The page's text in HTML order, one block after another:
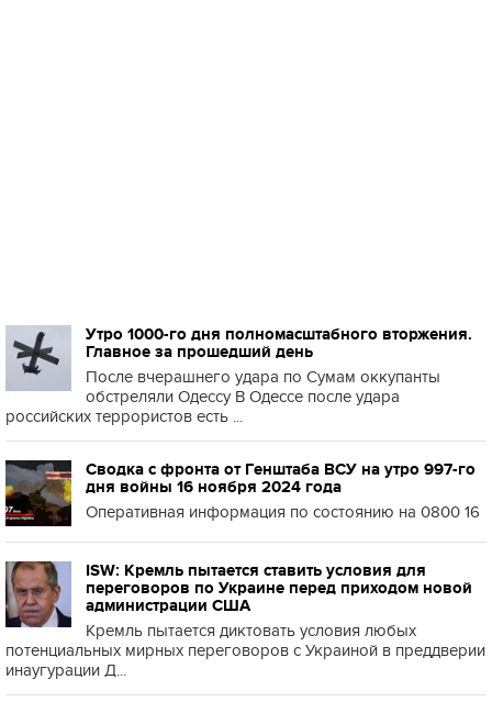
Утро 1000-го дня полномасштабного вторжения.
Главное за прошедший день
После вчерашнего удара по Сумам оккупанты
обстреляли Одессу В Одессе после удара
российских террористов есть ...
Сводка с фронта от Генштаба ВСУ на утро 997-го
дня войны 16 ноября 2024 года
Оперативная информация по состоянию на 0800 16
ISW: Кремль пытается ставить условия для
переговоров по Украине перед приходом новой
администрации США
Кремль пытается диктовать условия любых
потенциальных мирных переговоров с Украиной в преддверии
инаугурации Д...